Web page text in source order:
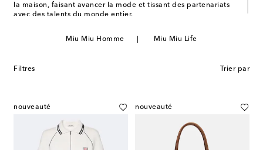
la maison, faisant avancer la mode et tissant des partenariats
avec des talents du monde entier.
que l’humanité. La maison est devenue un univers
intelligence et son individualité.
Miu Miu Homme Miu Miu Life
Filtres Trier par
nouveauté nouveauté